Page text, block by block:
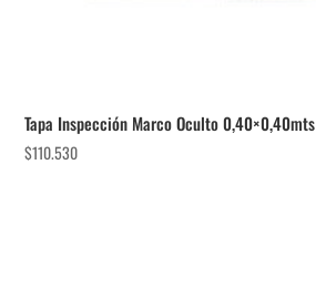
Tapa Inspección Marco Oculto 0,40×0,40mts
$110.530